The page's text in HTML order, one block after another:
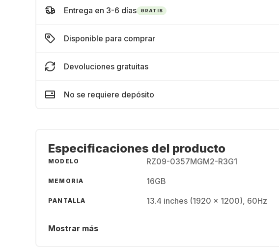
Entrega en 3-6 días GRATIS
Disponible para comprar
Devoluciones gratuitas
No se requiere depósito
Especificaciones del producto
MODELO RZ09-0357MGM2-R3G1
MEMORIA 16GB
PANTALLA 13.4 inches (1920 x 1200), 60Hz
Mostrar más